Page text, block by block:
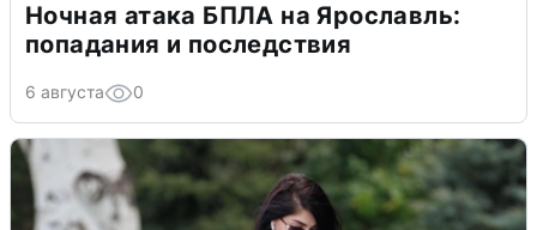
Ночная атака БПЛА на Ярославль:
попадания и последствия
6 августа 0